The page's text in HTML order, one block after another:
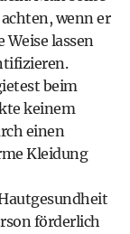
wenn er
Weise lassen
beim
keinem
einen
Kleidung
förderlich